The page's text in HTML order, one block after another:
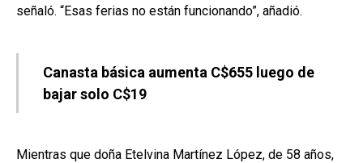
señaló. “Esas ferias no están funcionando”, añadió.
Canasta básica aumenta C$655 luego de
bajar solo C$19
Mientras que doña Etelvina Martínez López, de 58 años,